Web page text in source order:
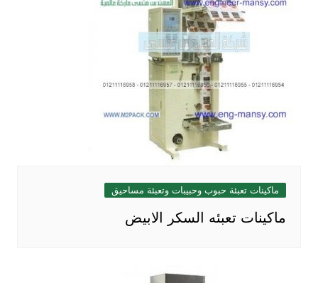
ماكينات تعبئة حبوب وحبيبات وتعبئة مساحيق
ماكينات تعبئه السكر الابيض